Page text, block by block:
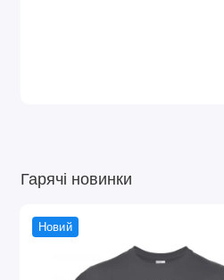
Гарячі новинки
Новий